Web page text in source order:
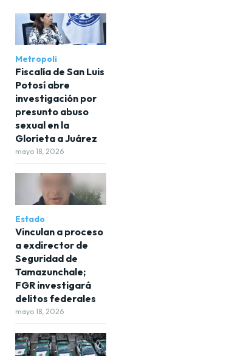
Metropoli
Fiscalía de San Luis
Potosí abre
investigación por
presunto abuso
sexual en la
Glorieta a Juárez
mayo 18, 2026
Estado
Vinculan a proceso
a exdirector de
Seguridad de
Tamazunchale;
FGR investigará
delitos federales
mayo 18, 2026